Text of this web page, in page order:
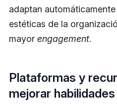
adaptan
estéticas de la
mayor engagement.
Plataformas y
mejorar